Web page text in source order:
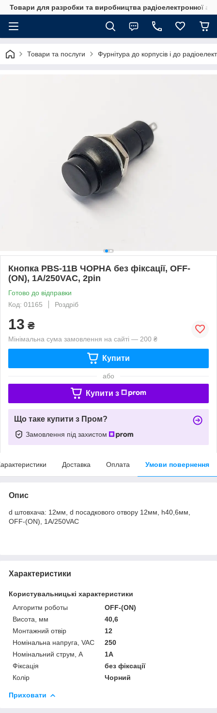
Товари для разробки та виробництва радіоелектронної
Товари та послуги Фурнітура до корпусів і до
Кнопка PBS-11B ЧОРНА без фіксації, OFF-
(ON), 1A/250VAC, 2pin
Готово до відправки
Код: 01165
Роздріб
13 ₴
Мінімальна сума замовлення на сайті — 200 ₴
Купити
або
Купити з
Що таке купити з Пром?
Замовлення під захистом
Доставка Оплата Умови повернення
Опис
d штовхача: 12мм, d посадкового отвору 12мм, h40,6мм,
OFF-(ON), 1A/250VAC
Характеристики
Користувальницькі характеристики
Алгоритм роботы
OFF-(ON)
Висота, мм
40,6
Монтажний отвір
12
Номінальна напруга, VAC
250
Номінальний струм, А
1А
Фіксація
без фіксації
Колір
Чорний
Приховати